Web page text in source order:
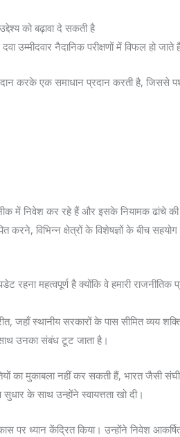
को बढ़ावा दे सकती है
उम्मीदवार नैदानिक ​​परीक्षणों में विफल हो जाते
करके एक समाधान प्रदान करती है, जिससे
में निवेश कर रहे हैं और इसके नियामक ढांचे
विभिन्न क्षेत्रों के विशेषज्ञों के बीच सहयोग
महत्वपूर्ण है क्योंकि वे हमारी राजनीतिक
स्थानीय सरकारों के पास सीमित व्यय
उनका संबंध टूट जाता है।
का मुकाबला नहीं कर सकती हैं, भारत जैसी
के साथ उन्होंने स्वायत्तता खो दी।
पर ध्यान केंद्रित किया। उन्होंने निवेश